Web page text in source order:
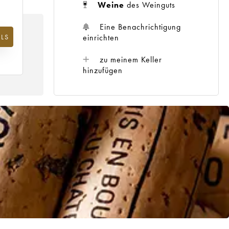
Weine des Weinguts
Eine Benachrichtigung
einrichten
zu meinem Keller
hinzufügen